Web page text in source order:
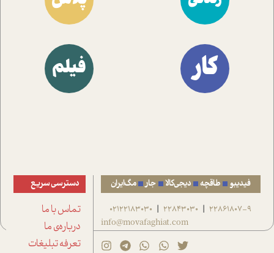
کار فیلم
فیدیبو طاقچه دیجی‌کالا جار مگ‌ایران
22861807-9
|
22843030
|
02122183030
info@movafaghiat.com
دسترسی سریع
تماس با ما
درباره‌ی ما
تعرفه تبلیغات